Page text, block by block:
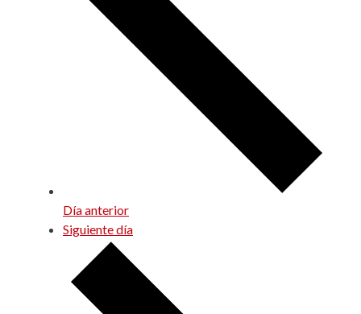
Día anterior
Siguiente día